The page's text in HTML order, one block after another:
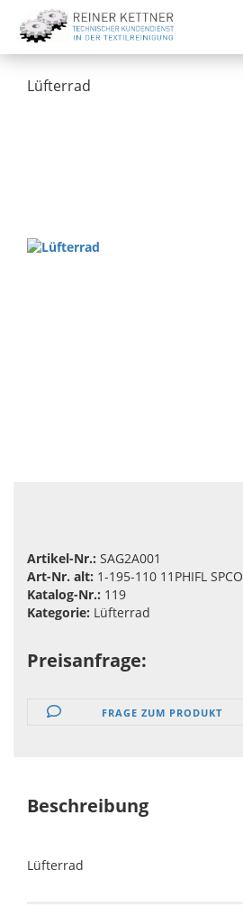
Lüfterrad
Artikel-Nr.: SAG2A001
Art-Nr. alt: 1-195-110 11PHIFL SPCO
Katalog-Nr.: 119
Kategorie: Lüfterrad
Preisanfrage:
FRAGE ZUM PRODUKT
Beschreibung
Lüfterrad